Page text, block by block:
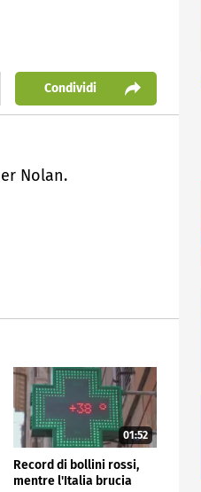
Condividi
Nolan.
01:52
Record di bollini rossi,
mentre l'Italia brucia